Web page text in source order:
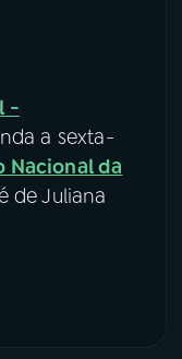
-
a sexta-
Nacional da
de Juliana